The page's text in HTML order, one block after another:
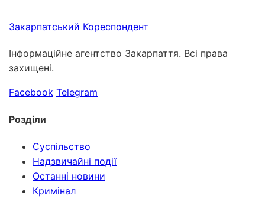
Закарпатський Кореспондент
Інформаційне агентство Закарпаття. Всі права
захищені.
Facebook Telegram
Розділи
Суспільство
Надзвичайні події
Останні новини
Кримінал